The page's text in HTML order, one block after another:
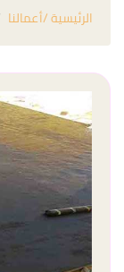
الرئيسية /أعمالنا